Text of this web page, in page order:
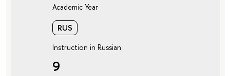
Academic Year
RUS
Instruction in Russian
9